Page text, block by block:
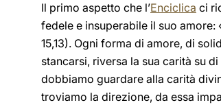
Il primo aspetto che l’Enciclica ci
fedele e insuperabile il suo
15,13). Ogni forma di amore, di
stancarsi, riversa la sua carità su
dobbiamo guardare alla carità
troviamo la direzione, da essa